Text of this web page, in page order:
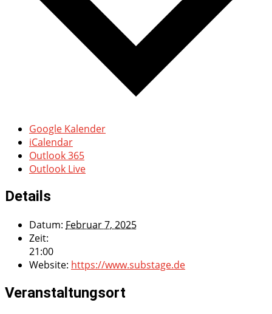
Google Kalender
iCalendar
Outlook 365
Outlook Live
Details
Datum: Februar 7, 2025
Zeit:
21:00
Website: https://www.substage.de
Veranstaltungsort